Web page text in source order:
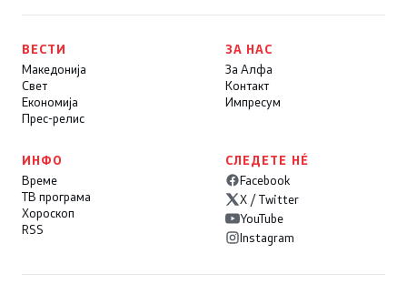
ВЕСТИ
Македонија
Свет
Економија
Прес-релис
ЗА НАС
За Алфа
Контакт
Импресум
ИНФО
Време
ТВ програма
Хороскоп
RSS
СЛЕДЕТЕ НÉ
Facebook
X / Twitter
YouTube
Instagram